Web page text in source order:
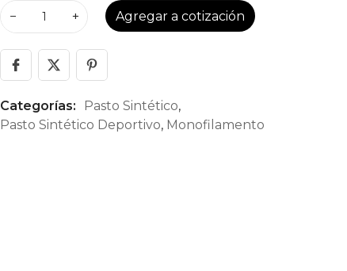
− + Agregar a cotización
Categorías: Pasto Sintético,
Pasto Sintético Deportivo, Monofilamento